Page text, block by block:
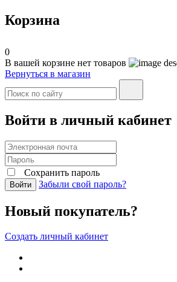
Корзина
0
В вашей корзине нет товаров
Вернуться в магазин
Войти в личный кабинет
Сохранить пароль
Войти Забыли свой пароль?
Новый покупатель?
Создать личный кабинет